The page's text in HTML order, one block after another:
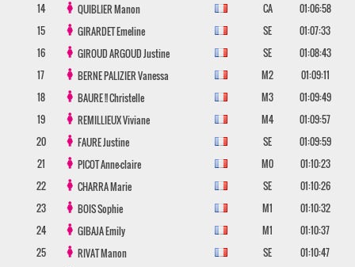
14
QUIBLIERManon CA
01:06:58
15
GIRARDETEmeline SE
01:07:33
16
GIROUD ARGOUDJustine SE
01:08:43
17
BERNE PALIZIERVanessa M2
01:09:11
18
BAURE !!Christelle M3
01:09:49
19
REMILLIEUXViviane M4
01:09:57
20
FAUREJustine SE
01:09:59
21
PICOTAnne-claire M0
01:10:23
22
CHARRAMarie SE
01:10:26
23
BOISSophie M1
01:10:32
24
GIBAJAEmily M1
01:10:37
25
RIVATManon SE
01:10:47